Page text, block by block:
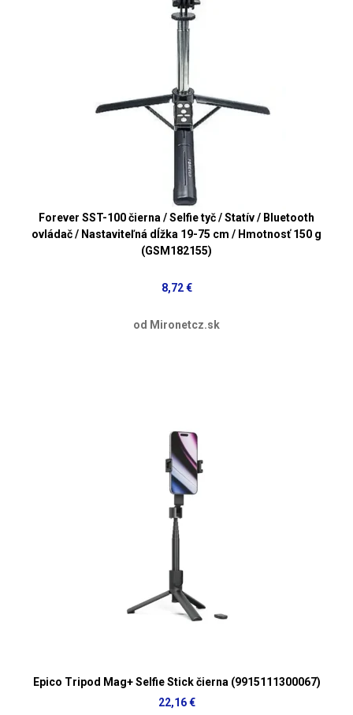
Forever SST-100 čierna / Selfie tyč / Statív / Bluetooth
ovládač / Nastaviteľná dĺžka 19-75 cm / Hmotnosť 150 g
(GSM182155)
8,72 €
od Mironetcz.sk
Epico Tripod Mag+ Selfie Stick čierna (9915111300067)
22,16 €